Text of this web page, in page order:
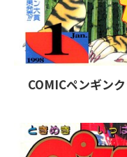
COMICペンギン